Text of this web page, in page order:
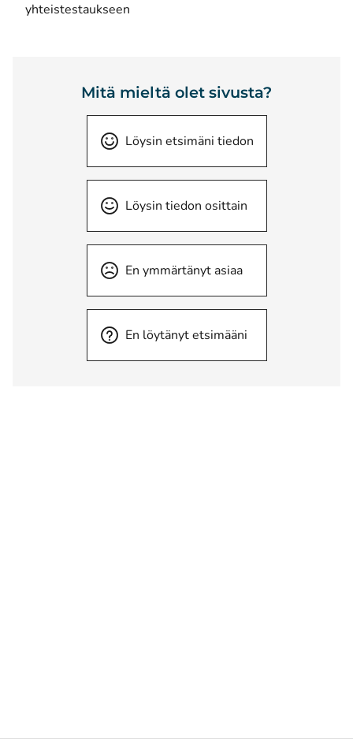
yhteistestaukseen
Mitä mieltä olet sivusta?
Löysin etsimäni tiedon
Löysin tiedon osittain
En ymmärtänyt asiaa
En löytänyt etsimääni